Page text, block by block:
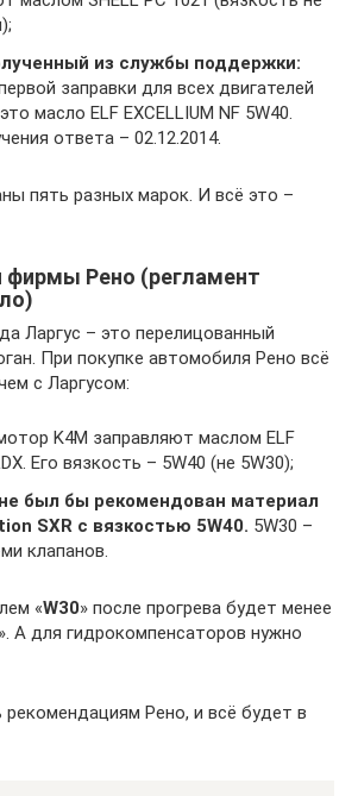
из службы поддержки:
заправки для всех двигателей
масло ELF EXCELLIUM NF 5W40.
ответа – 02.12.2014.
пять разных марок. И всё это –
фирмы Рено (регламент
Ларгус – это перелицованный
При покупке автомобиля Рено всё
с Ларгусом:
K4M заправляют маслом ELF
Его вязкость – 5W40 (не 5W30);
был бы рекомендован материал
SXR с вязкостью 5W40. 5W30 –
клапанов.
«W30» после прогрева будет менее
». А для гидрокомпенсаторов нужно
Рено, и всё будет в